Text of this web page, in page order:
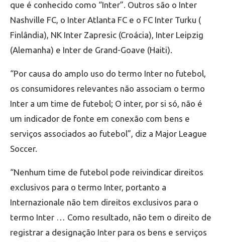
que é conhecido como “Inter”. Outros são o Inter
Nashville FC, o Inter Atlanta FC e o FC Inter Turku (
Finlândia), NK Inter Zapresic (Croácia), Inter Leipzig
(Alemanha) e Inter de Grand-Goave (Haiti).
“Por causa do amplo uso do termo Inter no futebol,
os consumidores relevantes não associam o termo
Inter a um time de futebol; O inter, por si só, não é
um indicador de fonte em conexão com bens e
serviços associados ao futebol”, diz a Major League
Soccer.
“Nenhum time de futebol pode reivindicar direitos
exclusivos para o termo Inter, portanto a
Internazionale não tem direitos exclusivos para o
termo Inter … Como resultado, não tem o direito de
registrar a designação Inter para os bens e serviços